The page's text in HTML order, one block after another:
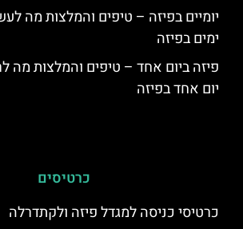
ימים בפיזה
פיזה ביום אחד – טיפים והמלצות מה
יום אחד בפיזה
כרטיסים
כרטיסי כניסה למגדל פיזה ולקתדרלה